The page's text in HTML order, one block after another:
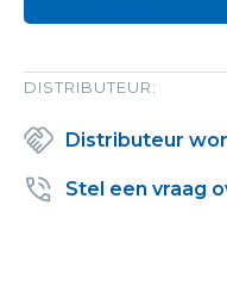
DISTRIBUTEUR:
Distributeur
Stel een vraag